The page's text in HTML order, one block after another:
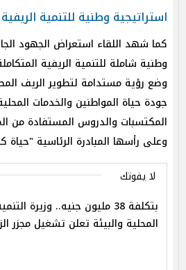
استراتيجية وطنية للتنمية
كما شهد اللقاء استعراض الجهود
وطنية شاملة للتنمية الريفية
وضع رؤية مستدامة لتطوير الريف
جودة حياة المواطنين والخدمات
المكتسبات والدروس المستفادة من
وعلى رأسها المبادرة الرئاسية "حياة
لا يفوتك
بتكلفة 38 مليون جنيه.. وزيرة
المحلية والبيئة تعلن تشغيل مجزر